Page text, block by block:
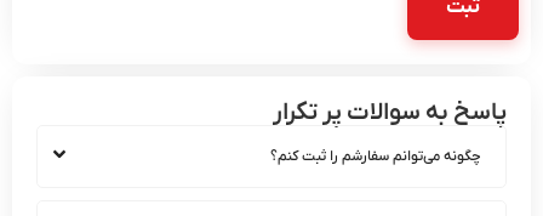
پاسخ به سوالات پر تکرار
چگونه می‌توانم سفارشم را ثبت کنم؟